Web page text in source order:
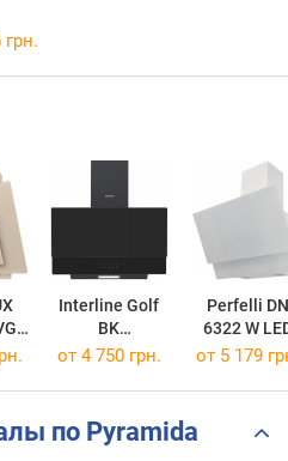
грн.
Interline Golf
BK
A/60/PB/GL/T
Perfelli DN
6322 W
от 4 750 грн. от 5 179
по Pyramida